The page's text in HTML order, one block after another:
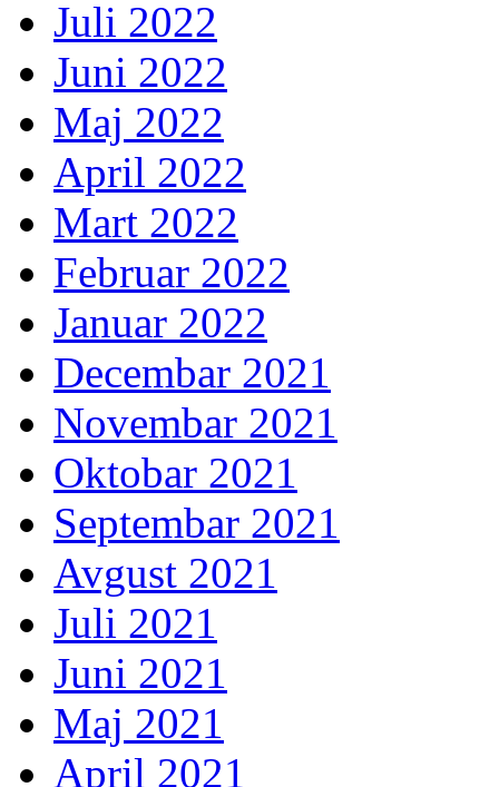
Juli 2022
Juni 2022
Maj 2022
April 2022
Mart 2022
Februar 2022
Januar 2022
Decembar 2021
Novembar 2021
Oktobar 2021
Septembar 2021
Avgust 2021
Juli 2021
Juni 2021
Maj 2021
April 2021